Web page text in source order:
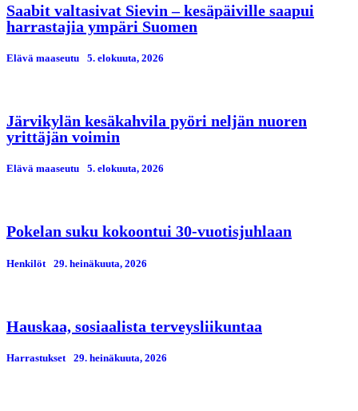
Saabit valtasivat Sievin – kesäpäiville saapui
harrastajia ympäri Suomen
Elävä maaseutu 5. elokuuta, 2026
Järvikylän kesäkahvila pyöri neljän nuoren
yrittäjän voimin
Elävä maaseutu 5. elokuuta, 2026
Pokelan suku kokoontui 30-vuotisjuhlaan
Henkilöt 29. heinäkuuta, 2026
Hauskaa, sosiaalista terveysliikuntaa
Harrastukset 29. heinäkuuta, 2026